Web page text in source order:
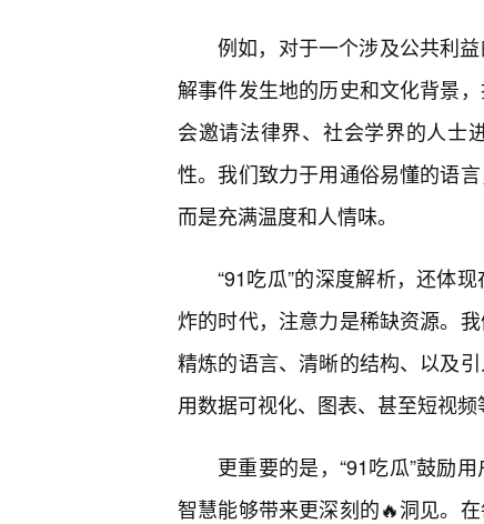
例如，对于一个涉及公共利
解事件发生地的历史和文化背景
会邀请法律界、社会学界的人士
性。我们致力于用通俗易懂的语
而是充满温度和人情味。
“91吃瓜”的深度解析，还体
炸的时代，注意力是稀缺资源。
精炼的语言、清晰的结构、以及
用数据可视化、图表、甚至短视
更重要的是，“91吃瓜”鼓励
智慧能够带来更深刻的🔥洞见。